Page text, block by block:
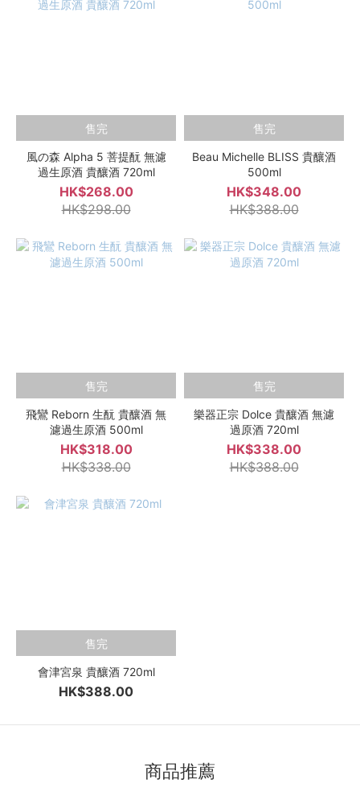
售完
風の森 Alpha 5 菩提酛 無濾
過生原酒 貴釀酒 720ml
HK$268.00
HK$298.00
售完
Beau Michelle BLISS 貴釀酒
500ml
HK$348.00
HK$388.00
售完
飛鸞 Reborn 生酛 貴釀酒 無
濾過生原酒 500ml
HK$318.00
HK$338.00
售完
樂器正宗 Dolce 貴釀酒 無濾
過原酒 720ml
HK$338.00
HK$388.00
售完
會津宮泉 貴釀酒 720ml
HK$388.00
商品推薦